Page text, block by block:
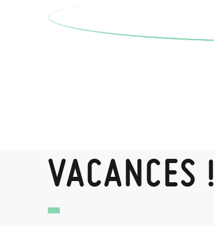
VACANCES !